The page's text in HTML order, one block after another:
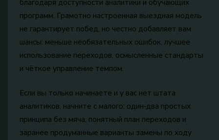
благодаря доступности аналитики и обучающих
программ. Грамотно настроенная выездная модель
не гарантирует побед, но честно добавляет вам
шансы: меньше необязательных ошибок, лучшее
использование переходов, осмысленные стандарты
и чёткое управление темпом.
Если вы только начинаете и у вас нет штата
аналитиков, начните с малого: один‑два простых
принципа без мяча, понятный план переходов и
заранее продуманные варианты замены по ходу